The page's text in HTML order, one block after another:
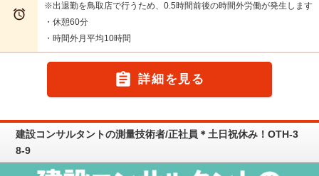

※出退勤を鳥取店で行うため、0.5時間前後の時間外労働が発生します
・休憩60分
・時間外月平均10時間
 詳細を見る
建設コンサルタントの測量技術者/正社員＊土日祝休み！OTH-3
8-9